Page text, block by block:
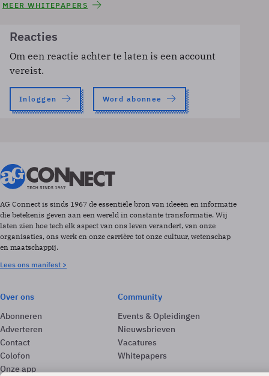
MEER WHITEPAPERS
Reacties
Om een reactie achter te laten is een account
vereist.
Inloggen Word abonnee
AG Connect is sinds 1967 de essentiële bron van ideeën en informatie
die betekenis geven aan een wereld in constante transformatie. Wij
laten zien hoe tech elk aspect van ons leven verandert, van onze
organisaties, ons werk en onze carrière tot onze cultuur, wetenschap
en maatschappij.
Lees ons manifest >
Over ons
Abonneren
Adverteren
Contact
Colofon
Onze app
Community
Events & Opleidingen
Nieuwsbrieven
Vacatures
Whitepapers